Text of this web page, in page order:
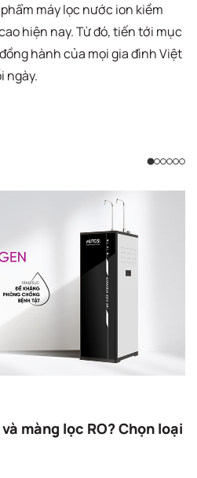
máy lọc nước ion kiềm
hiện nay. Từ đó, tiến tới mục
hành của mọi gia đình Việt
ngày.
màng lọc RO? Chọn loại